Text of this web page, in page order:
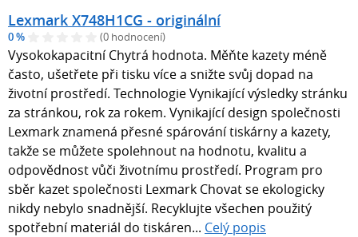
Lexmark X748H1CG - originální
0 % (0 hodnocení)
Vysokokapacitní Chytrá hodnota. Měňte kazety méně
často, ušetřete při tisku více a snižte svůj dopad na
životní prostředí. Technologie Vynikající výsledky stránku
za stránkou, rok za rokem. Vynikající design společnosti
Lexmark znamená přesné spárování tiskárny a kazety,
takže se můžete spolehnout na hodnotu, kvalitu a
odpovědnost vůči životnímu prostředí. Program pro
sběr kazet společnosti Lexmark Chovat se ekologicky
nikdy nebylo snadnější. Recyklujte všechen použitý
spotřební materiál do tiskáren... Celý popis